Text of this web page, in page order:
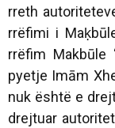
rreth
rrëfimi i
rrëfim Makbūle
pyetje Imām
nuk është e
drejtuar